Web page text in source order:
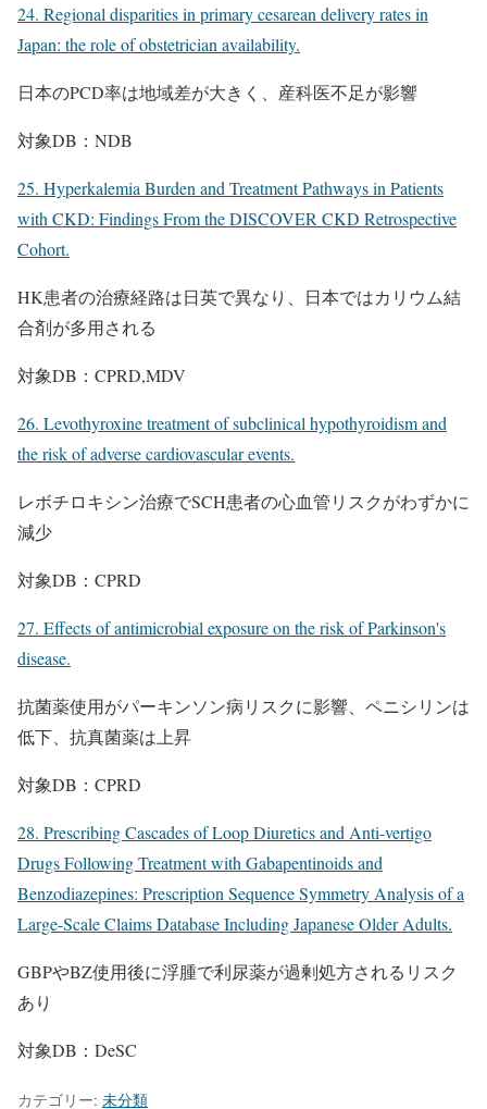
24. Regional disparities in primary cesarean delivery rates in
Japan: the role of obstetrician availability.
日本のPCD率は地域差が大きく、産科医不足が影響
対象DB：NDB
25. Hyperkalemia Burden and Treatment Pathways in Patients
with CKD: Findings From the DISCOVER CKD Retrospective
Cohort.
HK患者の治療経路は日英で異なり、日本ではカリウム結
合剤が多用される
対象DB：CPRD,MDV
26. Levothyroxine treatment of subclinical hypothyroidism and
the risk of adverse cardiovascular events.
レボチロキシン治療でSCH患者の心血管リスクがわずかに
減少
対象DB：CPRD
27. Effects of antimicrobial exposure on the risk of Parkinson's
disease.
抗菌薬使用がパーキンソン病リスクに影響、ペニシリンは
低下、抗真菌薬は上昇
対象DB：CPRD
28. Prescribing Cascades of Loop Diuretics and Anti-vertigo
Drugs Following Treatment with Gabapentinoids and
Benzodiazepines: Prescription Sequence Symmetry Analysis of a
Large-Scale Claims Database Including Japanese Older Adults.
GBPやBZ使用後に浮腫で利尿薬が過剰処方されるリスク
あり
対象DB：DeSC
カテゴリー: 未分類